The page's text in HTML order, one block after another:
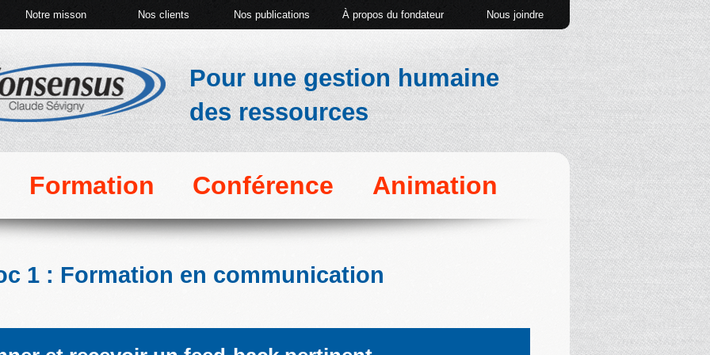
Notre misson Nos clients Nos publications À propos du fondateur Nous joindre
Pour une gestion humaine
des ressources
Formation Conférence Animation
1 : Formation en communication